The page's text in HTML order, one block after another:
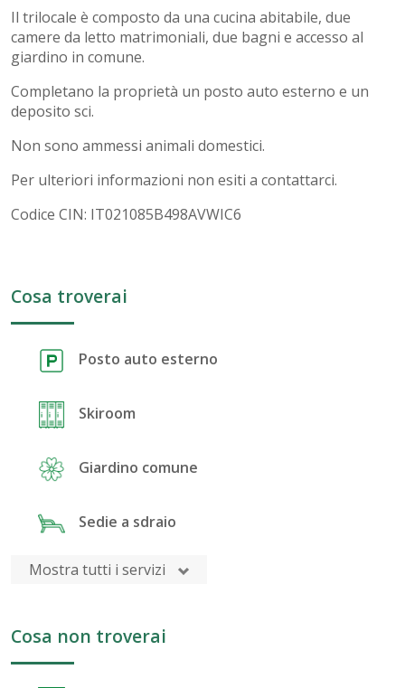
Il trilocale è composto da una cucina abitabile, due
camere da letto matrimoniali, due bagni e accesso al
giardino in comune.
Completano la proprietà un posto auto esterno e un
deposito sci.
Non sono ammessi animali domestici.
Per ulteriori informazioni non esiti a contattarci.
Codice CIN: IT021085B498AVWIC6
Cosa troverai
Posto auto esterno
Skiroom
Giardino comune
Sedie a sdraio
Mostra tutti i servizi
Cosa non troverai